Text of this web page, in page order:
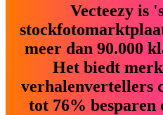
Vecteezy is
meer dan 90.000
Het biedt
verhalenvertellers
tot 76% besparen